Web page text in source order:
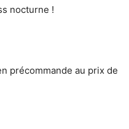
nocturne !
précommande au prix de